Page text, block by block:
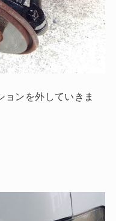
ョンを外していきま